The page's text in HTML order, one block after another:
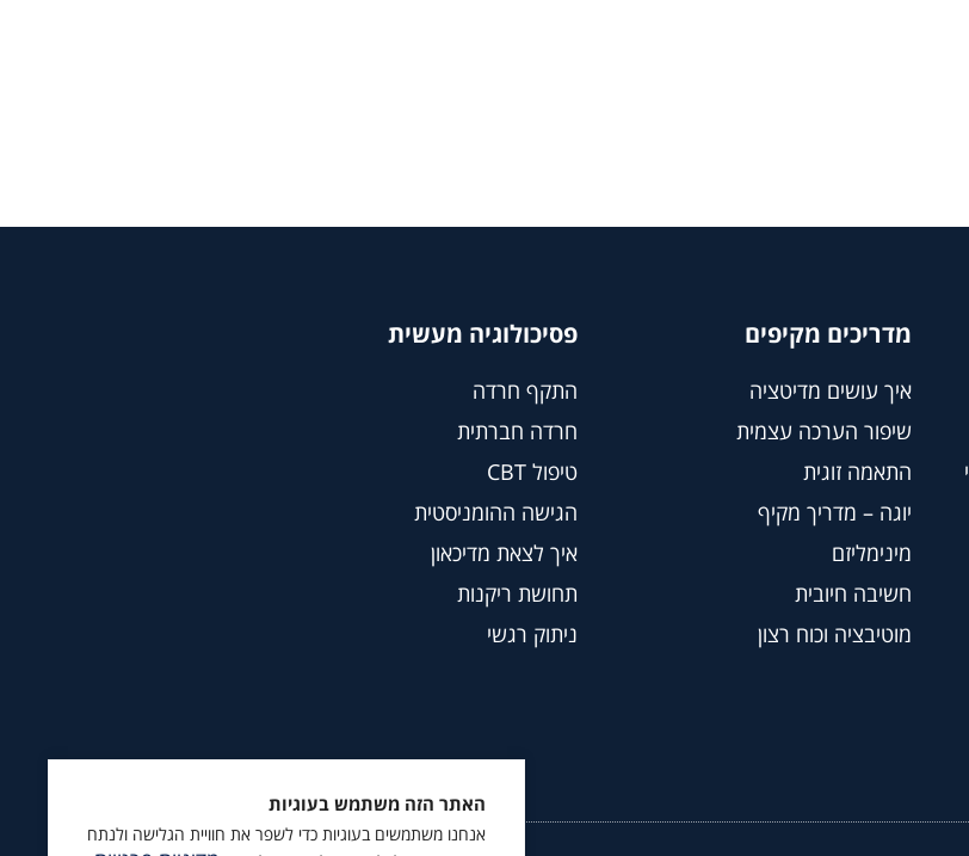
האתר הזה משתמש בעוגיות
אנחנו משתמשים בעוגיות כדי לשפר את חוויית הגלישה ולנתח
מדריכים מקיפים
איך עושים מדיטציה
שיפור הערכה עצמית
התאמה זוגית
יוגה – מדריך מקיף
מינימליזם
חשיבה חיובית
מוטיבציה וכוח רצון
פסיכולוגיה מעשית
התקף חרדה
חרדה חברתית
טיפול CBT
הגישה ההומניסטית
איך לצאת מדיכאון
תחושת ריקנות
ניתוק רגשי